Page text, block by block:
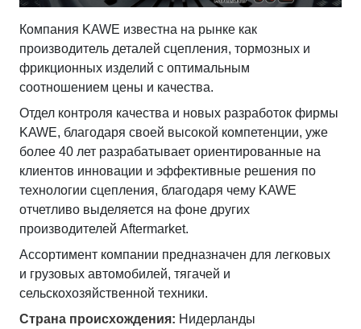
Компания KAWE известна на рынке как
производитель деталей сцепления, тормозных и
фрикционных изделий c оптимальным
соотношением цены и качества.
Отдел контроля качества и новых разработок фирмы
KAWE, благодаря своей высокой компетенции, уже
более 40 лет разрабатывает ориентированные на
клиентов инновации и эффективные решения по
технологии сцепления, благодаря чему KAWE
отчетливо выделяется на фоне других
производителей Aftermarket.
Ассортимент компании предназначен для легковых
и грузовых автомобилей, тягачей и
сельскохозяйственной техники.
Страна происхождения: Нидерланды